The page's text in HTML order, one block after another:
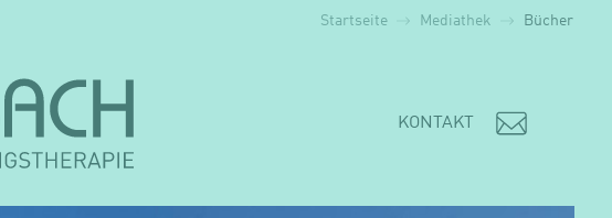
KONTAKT
Startseite Mediathek Bücher